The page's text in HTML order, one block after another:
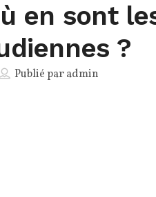
en sont
?
Publié paradmin